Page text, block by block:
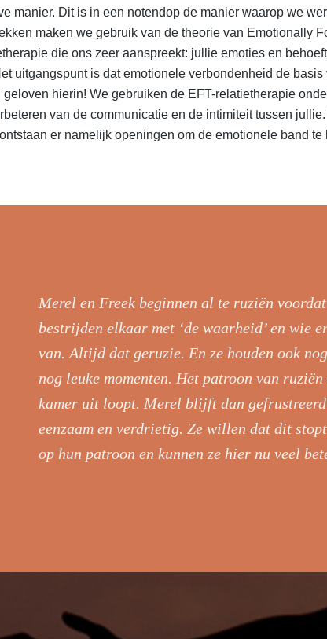
manier. Dit is in een notendop de manier waarop we
maken we gebruik van de theorie van Emotionally
die ons zeer aanspreekt: jullie emoties en
uitgangspunt is dat emotionele verbondenheid de basis
hierin! We gebruiken de EFT-relatietherapie
van de communicatie en de intimiteit tussen
er namelijk openingen om de emotionele band te
Merel en Freek beginnen al te ruziën
bestrijden elkaar met ‘de waarheid’ en wie
van. Altijd dat geruzie. En ze houden ook
nog leuke momenten. Het patroon van
kamer uit loopt. Merel blijft dan
eenzaam en verdrietig. Ze willen dat dit
op hun patroon en kunnen ze hier nu veel